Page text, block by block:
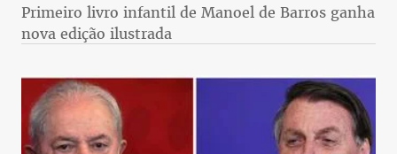
Primeiro livro infantil de Manoel de Barros ganha
nova edição ilustrada